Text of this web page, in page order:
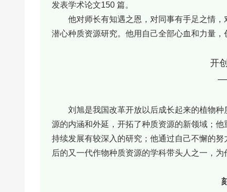
发表学术论文150 篇。
他对师长有知遇之恩，对同事有手足之情，
潜心种质资源研究。他用自己全部心血和力量
开
刘旭是我国改革开放以后成长起来的植物
源的内涵和外延，开拓了种质资源的新领域；
持续发展有较深入的研究；他通过自己不懈的
后的又一代作物种质资源的学科带头人之一，